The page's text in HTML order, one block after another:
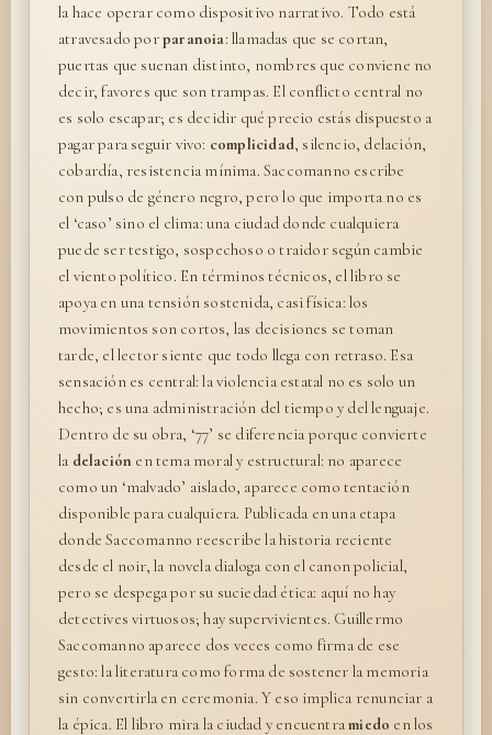
la hace operar como dispositivo narrativo. Todo está
atravesado porparanoia: llamadas que se cortan,
puertas que suenan distinto, nombres que conviene no
decir, favores que son trampas. El conflicto central no
es solo escapar; es decidir qué precio estás dispuesto a
pagar para seguir vivo: complicidad, silencio, delación,
cobardía, resistencia mínima. Saccomanno escribe
con pulso de género negro, pero lo que importa no es
el ‘caso’ sino el clima: una ciudad donde cualquiera
puede ser testigo, sospechoso o traidor según cambie
el viento político. En términos técnicos, el libro se
apoya en una tensión sostenida, casi física: los
movimientos son cortos, las decisiones se toman
tarde, el lector siente que todo llega con retraso. Esa
sensación es central: la violencia estatal no es solo un
hecho; es una administración del tiempo y del lenguaje.
Dentro de su obra, ‘77’ se diferencia porque convierte
la delación en tema moral y estructural: no aparece
como un ‘malvado’ aislado, aparece como tentación
disponible para cualquiera. Publicada en una etapa
donde Saccomanno reescribe la historia reciente
desde el noir, la novela dialoga con el canon policial,
pero se despega por su suciedad ética: aquí no hay
detectives virtuosos; hay supervivientes. Guillermo
Saccomanno aparece dos veces como firma de ese
gesto: la literatura como forma de sostener la memoria
sin convertirla en ceremonia. Y eso implica renunciar a
la épica. El libro mira la ciudad y encuentramiedo en los